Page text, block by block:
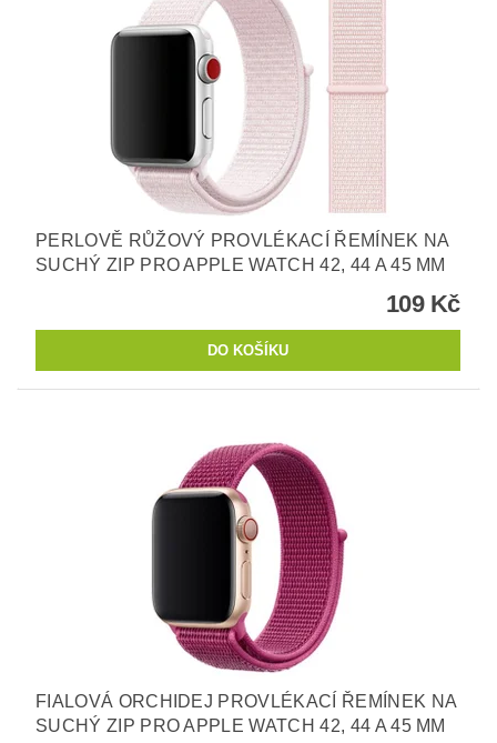
PERLOVĚ RŮŽOVÝ PROVLÉKACÍ ŘEMÍNEK NA
SUCHÝ ZIP PRO APPLE WATCH 42, 44 A 45 MM
109 Kč
FIALOVÁ ORCHIDEJ PROVLÉKACÍ ŘEMÍNEK NA
SUCHÝ ZIP PRO APPLE WATCH 42, 44 A 45 MM